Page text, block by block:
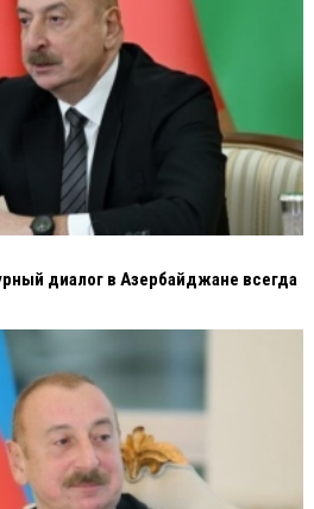
диалог в Азербайджане всегда